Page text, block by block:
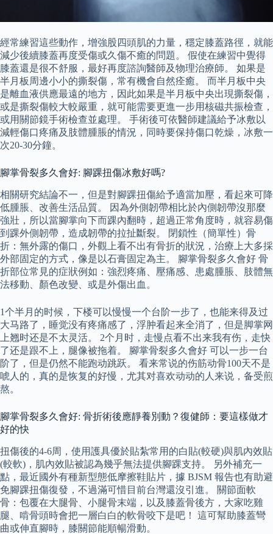
經常練習這些動作，增強股四頭肌的力量，穩定膝蓋路徑，就能
減少後續膝蓋再度受傷或久傷不癒的問題。 假使在練習中覺得
膝蓋還是很不舒服，最好再度諮詢醫師及物理治療師。 如果是
半月板周邊小小的撕裂傷，常有機會自然痊癒。 而半月板中央
是離血液供應最遠的地方，因此如果是半月板中央出現撕裂傷，
或是撕裂傷較大較嚴重，就可能需要更進一步用核磁共振檢查，
或用關節鏡手術檢查並處理。 手術後可依醫師建議給予冰敷以
減輕傷口疼痛及肢體腫脹的情況，同時要保持傷口乾燥，冰敷一
次20-30分鐘。
腳掌骨裂多久會好: 腳踝扭傷冰敷好嗎?
相關研究結論不一，但是對腳踝扭傷給予適當加壓，看起來可降
低腫脹、改善生活品質。 因為外側韌帶相比於內側韌帶沒那麼
強壯，所以當腳掌向下而踝內翻時，超過正常角度時，就容易傷
到踝外側韌帶，造成韌帶的拉扯斷裂。 閉鎖性（簡單性）骨
折：無外露的傷口，外觀上看不出有骨折的狀況，治療上大多採
外部固定的方式，像是以石膏固定為主。 腳掌骨裂多久會好 骨
折部位常見的症狀例如：強烈疼痛、壓痛感、患處腫脹、肢體無
法移動、顏色改變、或是外傷出血。
1个半月的时候，下楼可以慢慢一个台阶一步了，也能来得及过
大马路了，睡觉没有疼痛感了，浮肿看起来全消了，但是脚掌网
上翘时还是不太灵活。 2个月时，走慢点看不出来我有伤，走快
了还是跟不上，腿像被拖着。 腳掌骨裂多久會好 可以一步一台
阶了，但是仍然不能跑动跳跃。 看来常说的伤筋动骨100天不是
唬人的，真的是恢复的好慢，尤其对喜欢动动的人来说，备受煎
熬。
腳掌骨裂多久會好: 骨折術後應靜養別動？復健師：要這樣做才
好的快
扭傷後的4-6周，使用護具優於貼紮常用的白貼(較硬)與肌內效貼
(較軟)，肌內效貼被認為幾乎無法提供腳踝支持。 另外補充一
點，最近國外有種新型態低摩擦鞋貼片，據 BJSM 報告也有助避
免腳踝扭傷復發，不過滿可惜目前台灣還沒引進。 關節面軟
骨：包覆在大腿骨、小腿骨末端，以及膝蓋骨後方，大家吃雞
腿、啃骨頭時會把一層白白的軟骨咬下是吧！ 這可幫助膝蓋彎
曲或伸直腳時，膝關節能順暢滑動。